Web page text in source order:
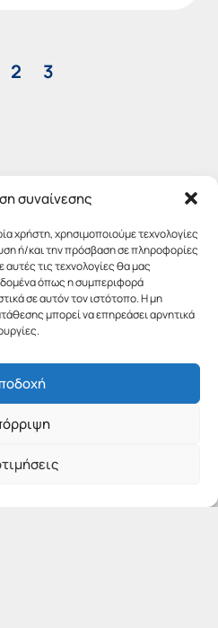
συναίνεσης
χρήστη, χρησιμοποιούμε τεχνολογίες
ή/και την πρόσβαση σε πληροφορίες
τις τεχνολογίες θα μας
όπως η συμπεριφορά
σε αυτόν τον ιστότοπο. Η μη
μπορεί να επηρεάσει αρνητικά
2 3